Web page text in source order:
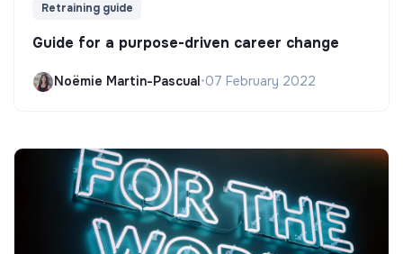
Retraining guide
Guide for a purpose-driven career change
Noëmie Martin-Pascual•07 February 2022